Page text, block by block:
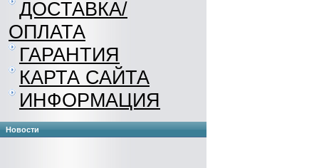
ДОСТАВКА/
ОПЛАТА
ГАРАНТИЯ
КАРТА САЙТА
ИНФОРМАЦИЯ
Новости